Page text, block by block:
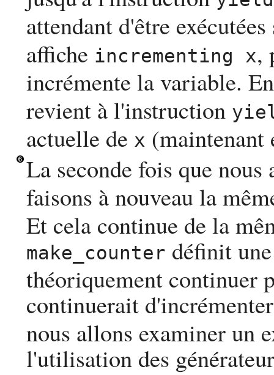
attendant d'être
affiche incrementing x,
incrémente la variable.
revient à l'instruction
actuelle de x (maintenant
La seconde fois que
faisons à nouveau la
Et cela continue de la
make_counter définit
théoriquement continuer
continuerait
nous allons examiner un
l'utilisation des